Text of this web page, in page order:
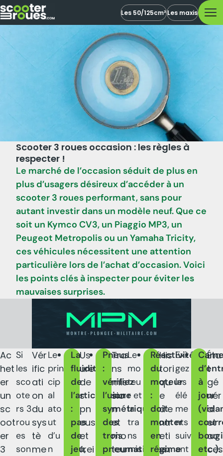
Les 50/125cm³Les maxis
Scooter 3 roues occasion : les règles à
respecter !
Le marché de l’occasion séduit de plus en
plus d’usagers désireux d’accéder à un
scooter 3 roues performant, sans pour
autant investir dans un modèle neuf. Que ce
soit un Kymco CV3, un Piaggio MP3, un
Peugeot Metropolis ou un Yamaha Tricity,
ces véhicules nécessitent une attention
particulière lors de l’achat d’occasion. Voici
les points clés à inspecter pour éviter les
mauvaises surprises.
Ac
het
er
un
sc
oot
er
3
Si
les
sco
ote
rs 3
rou
es
son
Vér
ific
ati
on
du
sys
tè
me
Le
prin
cip
al
ato
ut
d’u
n
La
fluidité
de
l’articulation
:
pas
de
jeu,
Us
ure
de
s
pn
eus
et
frei
Pneus
:
vérifiez
l’usure
symétrique
des
trois
pneumatiques.
Tra
ns
mis
sio
n
et
mo
teu
Le
mo
teu
r et
la
tra
ns
mis
Réactivité
du
moteur
:
doit
monter
en
régime
His
tori
qu
e
d’e
ntr
eti
en
Exi
gez
les
élé
me
nts
suiv
ant
à
jour
etc.).
Éta
t
gé
nér
al
et
ac
ces